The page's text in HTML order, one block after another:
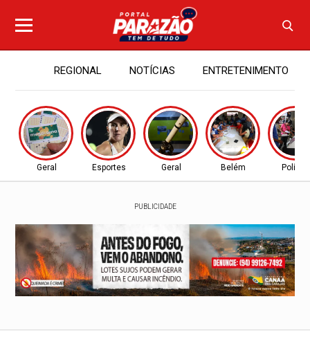
REGIONAL NOTÍCIAS ENTRETENIMENTO
Geral Esportes Geral Belém Política
PUBLICIDADE